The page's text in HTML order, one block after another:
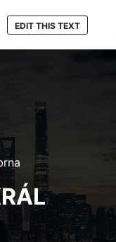
EDIT THIS TEXT